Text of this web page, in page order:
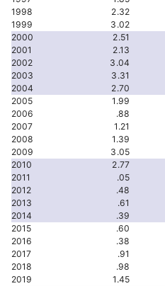
1998
2.32
1999
3.02
2000
2.51
2001
2.13
2002
3.04
2003
3.31
2004
2.70
2005
1.99
2006
.88
2007
1.21
2008
1.39
2009
3.05
2010
2.77
2011
.05
2012
.48
2013
.61
2014
.39
2015
.60
2016
.38
2017
.91
2018
.98
2019
1.45